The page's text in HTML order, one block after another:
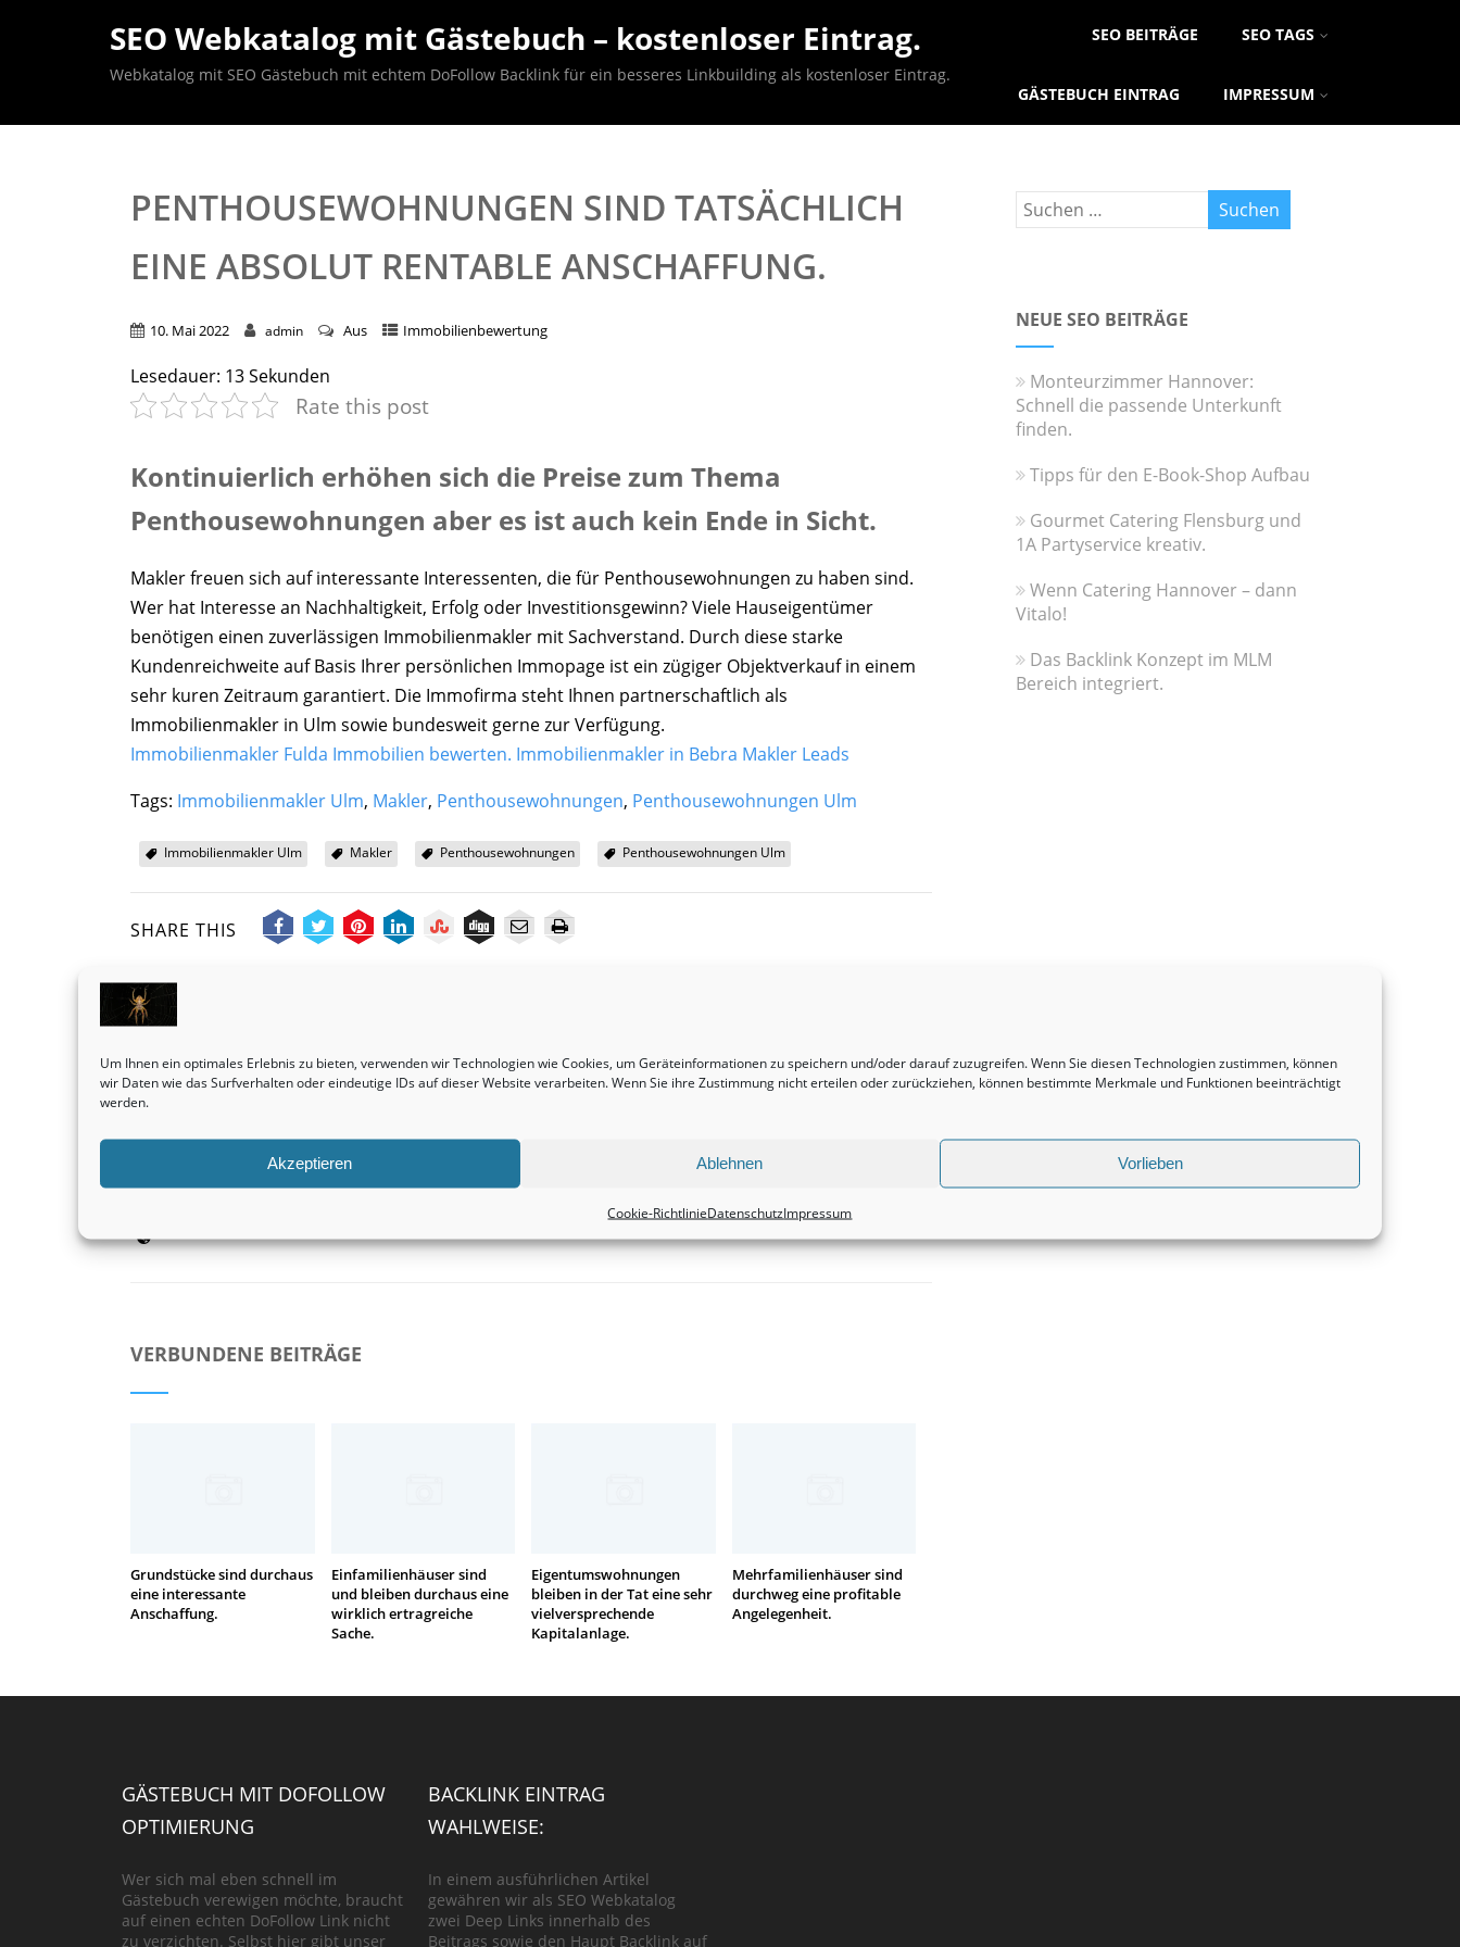
Um Ihnen ein optimales Erlebnis zu bieten, verwenden wir Technologien wie Cookies, um Geräteinformationen zu speichern und/oder darauf zuzugreifen. Wenn Sie diesen Technologien zustimmen, können
wir Daten wie das Surfverhalten oder eindeutige IDs auf dieser Website verarbeiten. Wenn Sie ihre Zustimmung nicht erteilen oder zurückziehen, können bestimmte Merkmale und Funktionen beeinträchtigt
werden.
Akzeptieren Ablehnen Vorlieben
Cookie-RichtlinieDatenschutzImpressum
SEO Webkatalog mit Gästebuch – kostenloser Eintrag.
Webkatalog mit SEO Gästebuch mit echtem DoFollow Backlink für ein besseres Linkbuilding als kostenloser Eintrag.
SEO BEITRÄGE SEO TAGS
GÄSTEBUCH EINTRAG IMPRESSUM
PENTHOUSEWOHNUNGEN SIND TATSÄCHLICH
EINE ABSOLUT RENTABLE ANSCHAFFUNG.
10. Mai 2022 admin Aus Immobilienbewertung
Lesedauer: 13Sekunden
Rate this post
Kontinuierlich erhöhen sich die Preise zum Thema
Penthousewohnungen aber es ist auch kein Ende in Sicht.
Makler freuen sich auf interessante Interessenten, die für Penthousewohnungen zu haben sind.
Wer hat Interesse an Nachhaltigkeit, Erfolg oder Investitionsgewinn? Viele Hauseigentümer
benötigen einen zuverlässigen Immobilienmakler mit Sachverstand. Durch diese starke
Kundenreichweite auf Basis Ihrer persönlichen Immopage ist ein zügiger Objektverkauf in einem
sehr kuren Zeitraum garantiert. Die Immofirma steht Ihnen partnerschaftlich als
Immobilienmakler in Ulm sowie bundesweit gerne zur Verfügung.
Immobilienmakler Fulda Immobilien bewerten. Immobilienmakler in Bebra Makler Leads
Tags: Immobilienmakler Ulm, Makler, Penthousewohnungen, Penthousewohnungen Ulm
Immobilienmakler Ulm Makler Penthousewohnungen Penthousewohnungen Ulm
SHARE THIS
Vorheriger Beitrag
Angelegenheit.
Immobilienbewertung
interessante Investition.
Immobilienbewertung
VERBUNDENE BEITRÄGE
Grundstücke sind durchaus
eine interessante
Anschaffung.
Einfamilienhäuser sind
und bleiben durchaus eine
wirklich ertragreiche
Sache.
Eigentumswohnungen
bleiben in der Tat eine sehr
vielversprechende
Kapitalanlage.
Mehrfamilienhäuser sind
durchweg eine profitable
Angelegenheit.
NEUE SEO BEITRÄGE
Monteurzimmer Hannover:
Schnell die passende Unterkunft
finden.
Tipps für den E-Book-Shop Aufbau
Gourmet Catering Flensburg und
1A Partyservice kreativ.
Wenn Catering Hannover – dann
Vitalo!
Das Backlink Konzept im MLM
Bereich integriert.
GÄSTEBUCH MIT DOFOLLOW
OPTIMIERUNG
Wer sich mal eben schnell im
Gästebuch verewigen möchte, braucht
auf einen echten DoFollow Link nicht
zu verzichten. Selbst hier gibt unser
BACKLINK EINTRAG
WAHLWEISE:
In einem ausführlichen Artikel
gewähren wir als SEO Webkatalog
zwei Deep Links innerhalb des
Beitrags sowie den Haupt Backlink auf